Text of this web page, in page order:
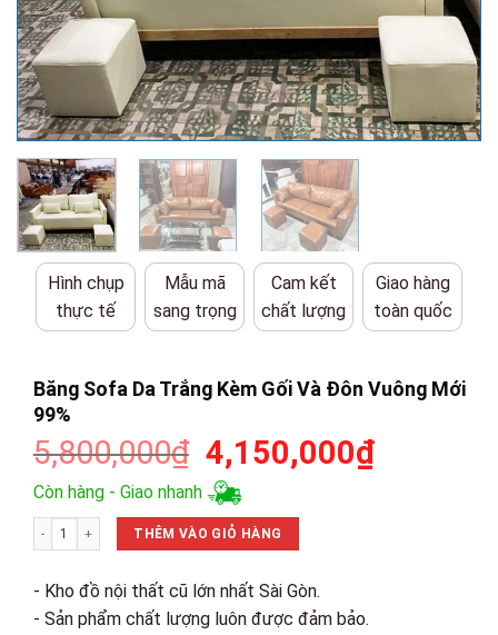
Hình chụp
thực tế
Mẫu mã
sang trọng
Cam kết
chất lượng
Giao hàng
toàn quốc
Băng Sofa Da Trắng Kèm Gối Và Đôn Vuông Mới
99%
5,800,000₫ Giá
gốc
là:
5,800,000₫.
4,150,000₫Giá
Còn hàng - Giao nhanh
Băng Sofa Da Trắng Kèm Gối Và Đôn Vuông Mới 99% số lượng
THÊM VÀO GIỎ HÀNG
- Kho đồ nội thất cũ lớn nhất Sài Gòn.
- Sản phẩm chất lượng luôn được đảm bảo.